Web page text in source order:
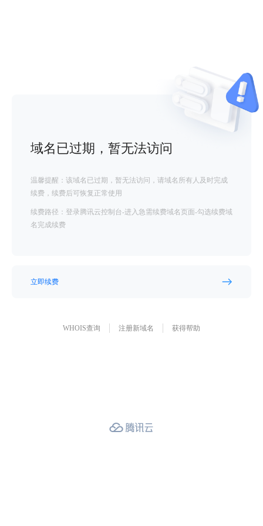
域名已过期，暂无法访问
温馨提醒：该域名已过期，暂无法访问，请域名所有人及时完成
续费，续费后可恢复正常使用
续费路径：登录腾讯云控制台-进入急需续费域名页面-勾选续费域
名完成续费
立即续费
WHOIS查询 注册新域名 获得帮助